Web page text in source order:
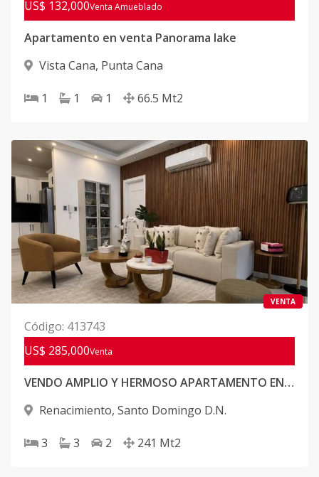
US$ 132,000Venta Amueblado
Apartamento en venta Panorama lake
Vista Cana, Punta Cana
1 1 1 66.5 Mt2
VENTA
Código: 413743
US$ 285,000Venta
VENDO AMPLIO Y HERMOSO APARTAMENTO EN SECTOR RENACIMIENTO. 2DO PISO CON TERRAZA
Renacimiento, Santo Domingo D.N.
3 3 2 241 Mt2